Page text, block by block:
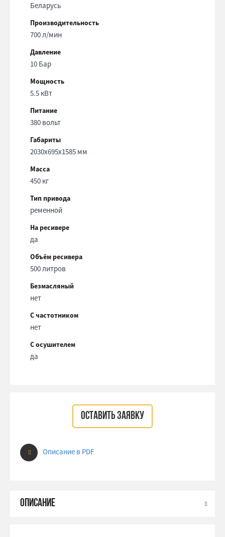
Беларусь
Производительность
700 л/мин
Давление
10 Бар
Мощность
5.5 кВт
Питание
380 вольт
Габариты
2030x695x1585 мм
Масса
450 кг
Тип привода
ременной
На ресивере
да
Объём ресивера
500 литров
Безмасляный
нет
С частотником
нет
С осушителем
да
ОСТАВИТЬ ЗАЯВКУ
Описание в PDF